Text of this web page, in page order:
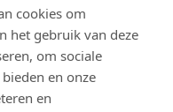
cookies om
het gebruik van deze
om sociale
en onze
en